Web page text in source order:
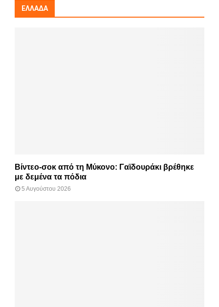
ΕΛΛΆΔΑ
Βίντεο-σοκ από τη Μύκονο: Γαϊδουράκι βρέθηκε
με δεμένα τα πόδια
5 Αυγούστου 2026